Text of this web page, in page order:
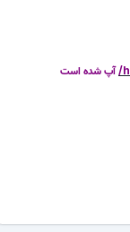
آپ شده است